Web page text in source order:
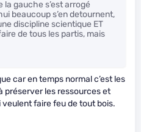
la gauche s’est arrogé
beaucoup s’en detournent,
discipline scientique ET
de tous les partis, mais
car en temps normal c’est les
les ressources et
faire feu de tout bois.